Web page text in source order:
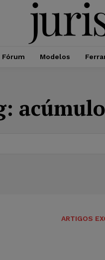
Fórum Modelos
ARTIGOS